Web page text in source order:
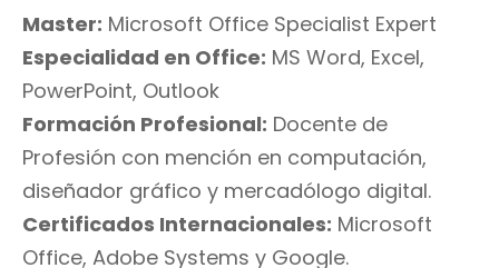
Master: Microsoft Office Specialist Expert
Especialidad en Office: MS Word, Excel,
PowerPoint, Outlook
Formación Profesional: Docente de
Profesión con mención en computación,
diseñador gráfico y mercadólogo digital.
Certificados Internacionales: Microsoft
Office, Adobe Systems y Google.